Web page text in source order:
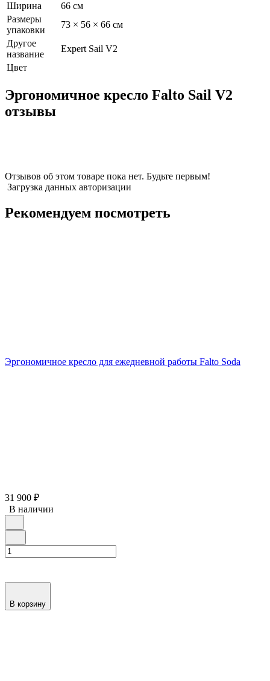
Ширина
66 см
Размеры
упаковки
73 × 56 × 66 см
Другое
название
Expert Sail V2
Цвет
Эргономичное кресло Falto Sail V2
отзывы
Отзывов об этом товаре пока нет. Будьте первым!
Загрузка данных авторизации
Рекомендуем посмотреть
Эргономичное кресло для ежедневной работы Falto Soda
31 900 ₽
В наличии
В корзину